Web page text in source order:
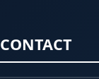
CONTACT